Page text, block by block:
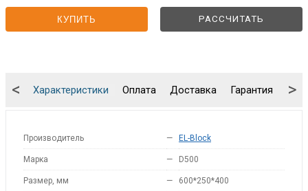
КУПИТЬ РАССЧИТАТЬ
Характеристики Оплата Доставка Гарантия
< >
Производитель — EL-Block
Марка — D500
Размер, мм — 600*250*400